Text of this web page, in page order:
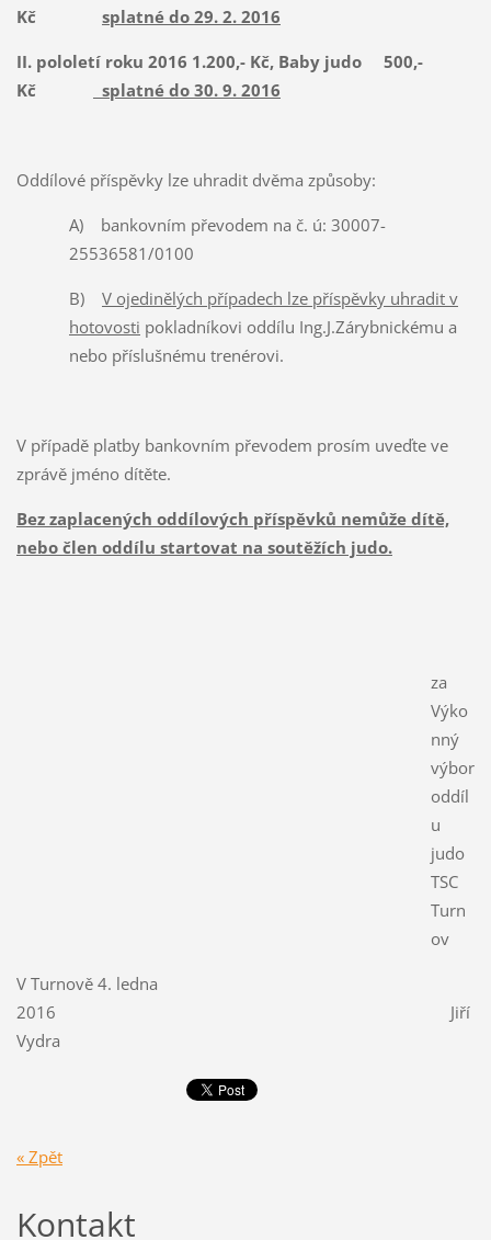
Kč splatné do 29. 2. 2016
II. pololetí roku 2016 1.200,- Kč, Baby judo 500,-
Kč
splatné do 30. 9. 2016
Oddílové příspěvky lze uhradit dvěma způsoby:
A) bankovním převodem na č. ú: 30007-
25536581/0100
B) V ojedinělých případech lze příspěvky uhradit v
hotovosti pokladníkovi oddílu Ing.J.Zárybnickému a
nebo příslušnému trenérovi.
V případě platby bankovním převodem prosím uveďte ve
zprávě jméno dítěte.
Bez zaplacených oddílových příspěvků nemůže dítě,
nebo člen oddílu startovat na soutěžích judo.
za
Výko
nný
výbor
oddíl
u
judo
TSC
Turn
ov
V Turnově 4. ledna
2016 Jiří
Vydra
« Zpět
Kontakt